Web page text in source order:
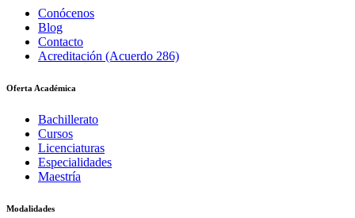
Conócenos
Blog
Contacto
Acreditación (Acuerdo 286)
Oferta Académica
Bachillerato
Cursos
Licenciaturas
Especialidades
Maestría
Modalidades